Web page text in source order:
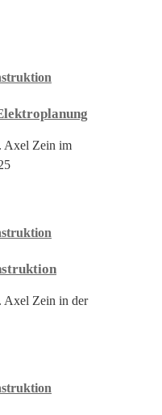
Axel Zein im
Axel Zein in der